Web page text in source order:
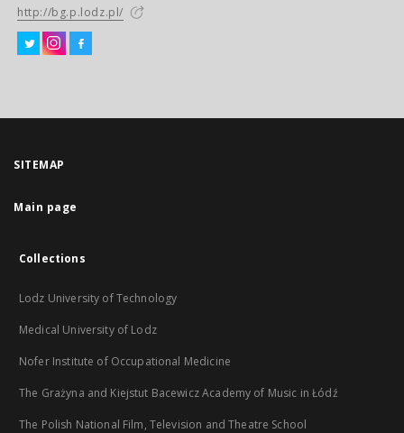
http://bg.p.lodz.pl/
SITEMAP
Main page
Collections
Lodz University of Technology
Medical University of Lodz
Nofer Institute of Occupational Medicine
The Grażyna and Kiejstut Bacewicz Academy of Music in Łódź
The Polish National Film, Television and Theatre School